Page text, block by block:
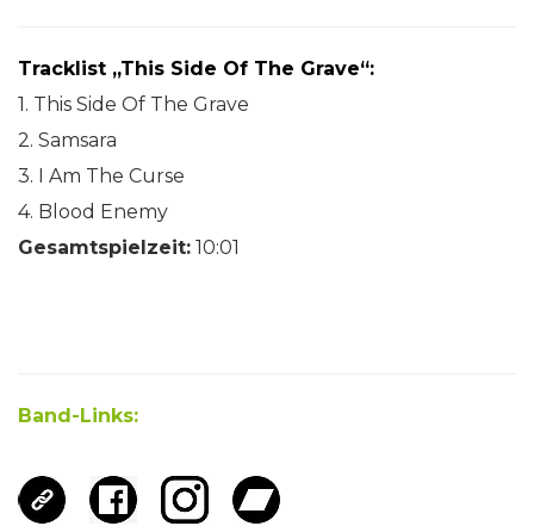
Tracklist „This Side Of The Grave“:
1. This Side Of The Grave
2. Samsara
3. I Am The Curse
4. Blood Enemy
Gesamtspielzeit: 10:01
Band-Links: